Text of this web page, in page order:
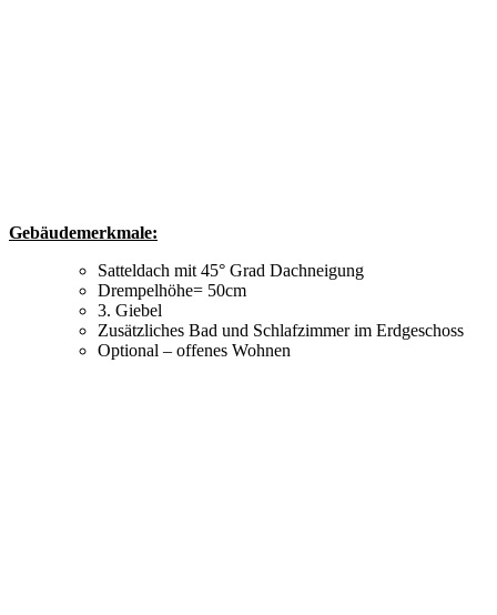
Gebäudemerkmale:
Satteldach mit 45° Grad Dachneigung
Drempelhöhe= 50cm
3. Giebel
Zusätzliches Bad und Schlafzimmer im Erdgeschoss
Optional – offenes Wohnen